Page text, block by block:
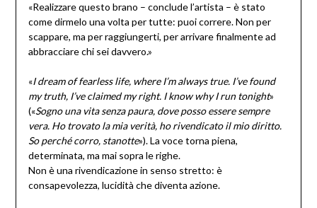
«Realizzare questo brano – conclude l’artista – è stato
come dirmelo una volta per tutte: puoi correre. Non per
scappare, ma per raggiungerti, per arrivare finalmente ad
abbracciare chi sei davvero.»
«I dream of fearless life, where I’m always true. I’ve found
my truth, I’ve claimed my right. I know why I run tonight»
(«Sogno una vita senza paura, dove posso essere sempre
vera. Ho trovato la mia verità, ho rivendicato il mio diritto.
So perché corro, stanotte»). La voce torna piena,
determinata, ma mai sopra le righe.
Non è una rivendicazione in senso stretto: è
consapevolezza, lucidità che diventa azione.